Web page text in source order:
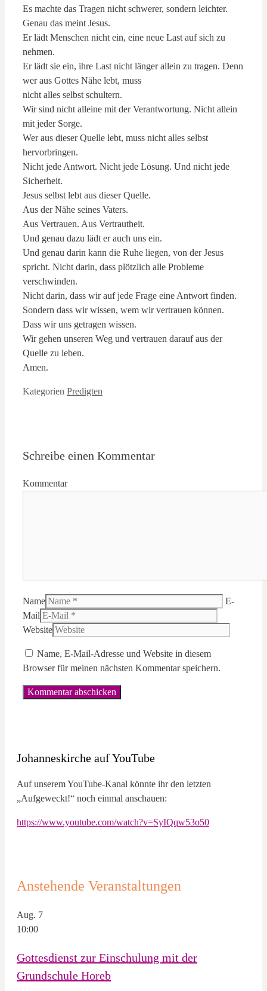
Es machte das Tragen nicht schwerer, sondern leichter.
Genau das meint Jesus.
Er lädt Menschen nicht ein, eine neue Last auf sich zu
nehmen.
Er lädt sie ein, ihre Last nicht länger allein zu tragen. Denn
wer aus Gottes Nähe lebt, muss
nicht alles selbst schultern.
Wir sind nicht alleine mit der Verantwortung. Nicht allein
mit jeder Sorge.
Wer aus dieser Quelle lebt, muss nicht alles selbst
hervorbringen.
Nicht jede Antwort. Nicht jede Lösung. Und nicht jede
Sicherheit.
Jesus selbst lebt aus dieser Quelle.
Aus der Nähe seines Vaters.
Aus Vertrauen. Aus Vertrautheit.
Und genau dazu lädt er auch uns ein.
Und genau darin kann die Ruhe liegen, von der Jesus
spricht. Nicht darin, dass plötzlich alle Probleme
verschwinden.
Nicht darin, dass wir auf jede Frage eine Antwort finden.
Sondern dass wir wissen, wem wir vertrauen können.
Dass wir uns getragen wissen.
Wir gehen unseren Weg und vertrauen darauf aus der
Quelle zu leben.
Amen.
Kategorien Predigten
Schreibe einen Kommentar
Kommentar
Name
E-
Mail
Website
Name, E-Mail-Adresse und Website in diesem
Browser für meinen nächsten Kommentar speichern.
Johanneskirche auf YouTube
Auf unserem YouTube-Kanal könnte ihr den letzten
„Aufgeweckt!“ noch einmal anschauen:
https://www.youtube.com/watch?v=SyIQqw53o50
Anstehende Veranstaltungen
Aug. 7
10:00
Gottesdienst zur Einschulung mit der
Grundschule Horeb